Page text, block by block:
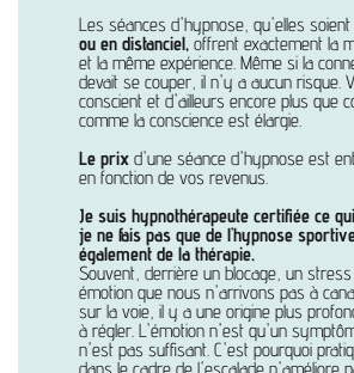
Les séances d'hypnose, qu'elles soient
ou en distanciel, offrent exactement la
et la même expérience. Même si la
devait se couper, il n'y a aucun risque.
conscient et d'ailleurs encore plus que
comme la conscience est élargie.
Le prix d'une séance d'hypnose est
en fonction de vos revenus.
Je suis hypnothérapeute certifiée ce
je ne fais pas que de l'hypnose
également de la thérapie.
Souvent, derrière un blocage, un
émotion que nous n'arrivons pas à
sur la voie, il y a une origine plus
à régler. L'émotion n'est qu'un
n'est pas suffisant. C'est pourquoi